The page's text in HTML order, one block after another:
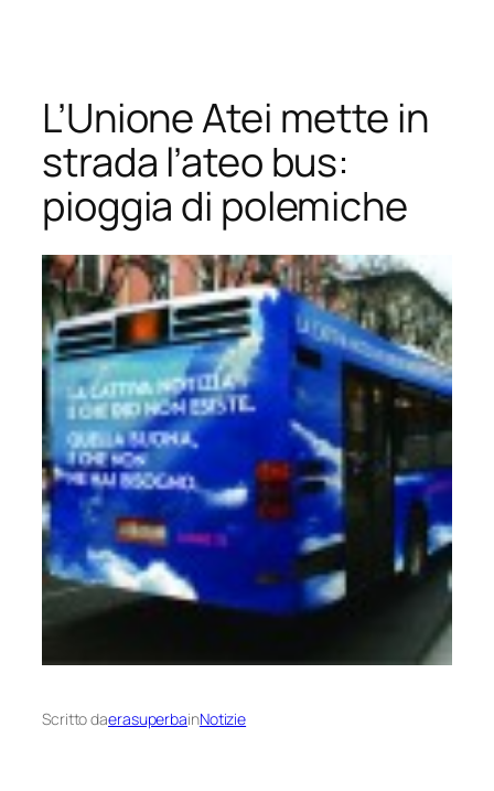
contenuto
L’Unione Atei mette in
strada l’ateo bus:
pioggia di polemiche
Scritto daerasuperbainNotizie